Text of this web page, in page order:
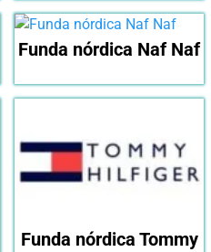
Funda nórdica Naf Naf
Funda nórdica Tommy